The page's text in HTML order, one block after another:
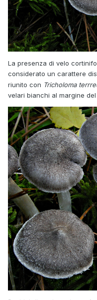
La presenza di velo
considerato un carattere
riunito con Tricholoma
velari bianchi al margine